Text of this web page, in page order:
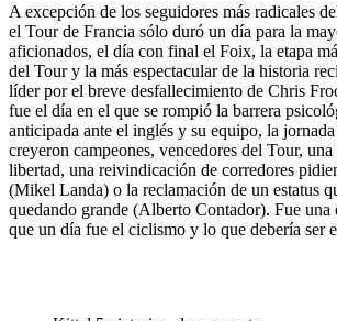
A excepción de los seguidores más radicales
el Tour de Francia sólo duró un día para la
aficionados, el día con final el Foix, la etapa
del Tour y la más espectacular de la historia
líder por el breve desfallecimiento de Chris
fue el día en el que se rompió la barrera
anticipada ante el inglés y su equipo, la
creyeron campeones, vencedores del Tour,
libertad, una reivindicación de corredores
(Mikel Landa) o la reclamación de un estatus
quedando grande (Alberto Contador). Fue una
que un día fue el ciclismo y lo que debería ser